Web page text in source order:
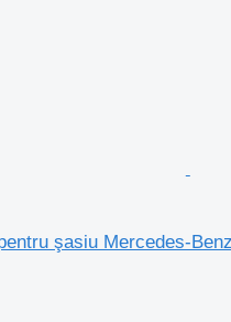
şasiu Mercedes-